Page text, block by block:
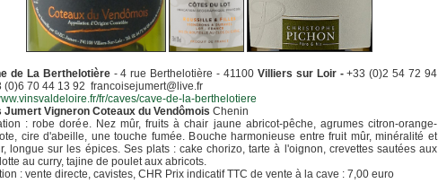
de La Berthelotière- 4 rue Berthelotière - 41100 Villiers sur Loir -+33 (0)2 54 72 94
(0)6 70 44 13 92 francoisejumert@live.fr
fr/caves/cave-de-la-berthelotiere
Jumert Vigneron Coteaux du Vendômois Chenin
: robe dorée. Nez mûr, fruits à chair jaune abricot-pêche, agrumes citron-orange-
cire d'abeille, une touche fumée. Bouche harmonieuse entre fruit mûr, minéralité et
longue sur les épices. Ses plats : cake chorizo, tarte à l'oignon, crevettes sautées aux
au curry, tajine de poulet aux abricots.
: vente directe, cavistes, CHR Prix indicatif TTC de vente à la cave : 7,00 euro